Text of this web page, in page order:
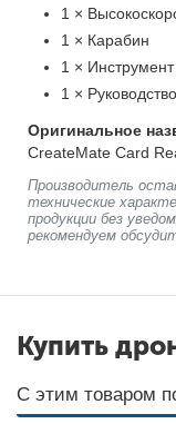
1 ×
1 × Карабин
1 ×
1 ×
Оригинальное
CreateMate Card
Производитель
технические
продукции без
рекомендуем
Купить
С этим товаром